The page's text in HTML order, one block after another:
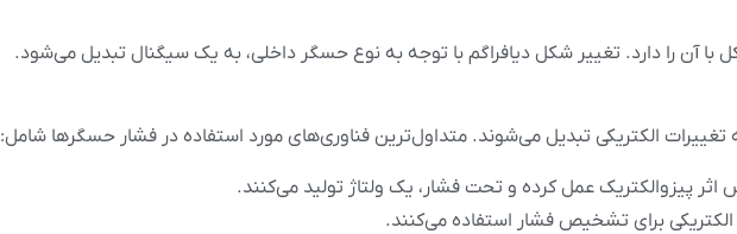
آن را دارد. تغییر شکل دیافراگم با توجه به نوع حسگر داخلی، به یک سیگنال تبدیل می‌شود.
الکتریکی تبدیل می‌شوند. متداول‌ترین فناوری‌های مورد استفاده در فشار حسگرها شامل:
اثر پیزوالکتریک عمل کرده و تحت فشار، یک ولتاژ تولید می‌کنند.
الکتریکی برای تشخیص فشار استفاده می‌کنند.